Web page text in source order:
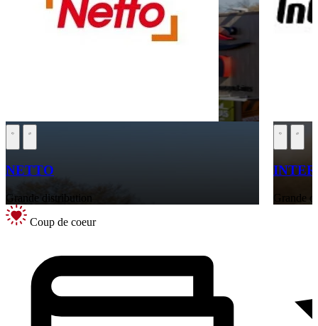
NETTO
Grande distribution
Coup de coeur
Grande